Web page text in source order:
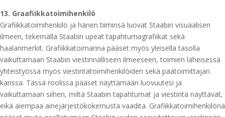
13. Graafiikkatoimihenkilö
Grafiikkatoimihenkilö ja hänen tiiminsä luovat Staabin visuaalisen
ilmeen, tekemällä Staabin upeat tapahtumagrafiikat sekä
haalarimerkit. Grafiikkatoimarina pääset myös yleisellä tasolla
vaikuttamaan Staabin viestinnälliseen ilmeeseen, toimien läheisessä
yhteistyössä myös viestintätoimihenkilöiden sekä päätoimittajan
kanssa. Tässä roolissa pääset näyttämään luovuutesi ja
vaikuttamaan siihen, miltä Staabin tapahtumat ja viestintä näyttävät,
eikä aiempaa ainejärjestökokemusta vaadita. Grafiikkatoimihenkilönä